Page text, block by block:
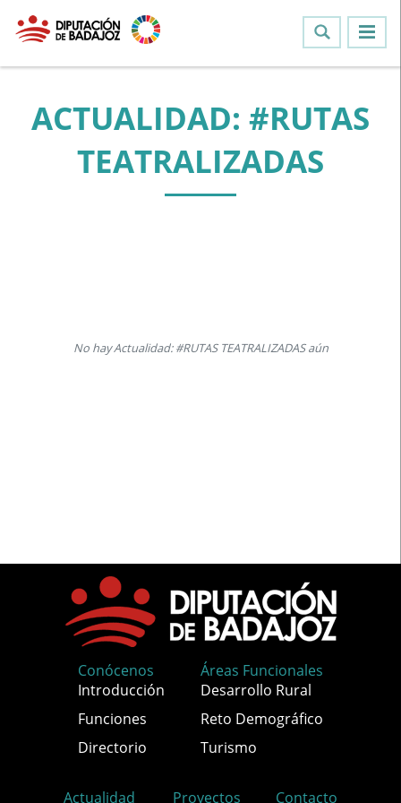
ACTUALIDAD: #RUTAS
TEATRALIZADAS
No hay Actualidad: #RUTAS TEATRALIZADAS aún
Conócenos
Introducción
Funciones
Directorio
Áreas Funcionales
Desarrollo Rural
Reto Demográfico
Turismo
Actualidad Proyectos Contacto